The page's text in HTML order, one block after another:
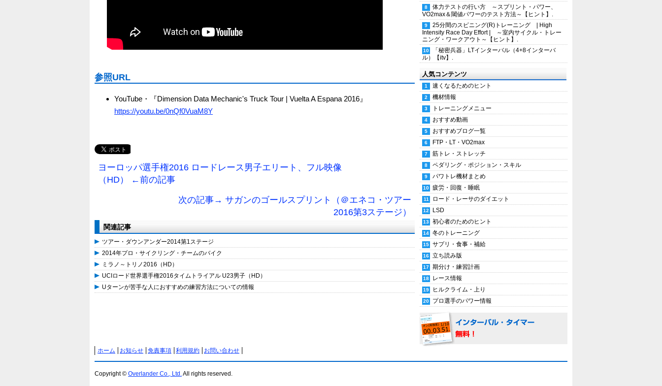
参照URL
YouTube・『Dimension Data Mechanic's Truck Tour | Vuelta A Espana 2016』
https://youtu.be/0nQf0VuaM8Y
ヨーロッパ選手権2016 ロードレース男子エリート、フル映像
（HD） ←前の記事
次の記事→ サガンのゴールスプリント（＠エネコ・ツアー
2016第3ステージ）
関連記事
ツアー・ダウンアンダー2014第1ステージ
2014年プロ・サイクリング・チームのバイク
ミラノ～トリノ2016（HD）
UCIロード世界選手権2016タイムトライアル U23男子（HD）
Uターンが苦手な人におすすめの練習方法についての情報
体力テストの行い方 ～スプリント・パワー、
VO2max＆閾値パワーのテスト方法～【ヒント】.
25分間のスピニング(R)トレーニング | High
Intensity Race Day Effort | ～室内サイクル・トレー
ニング・ワークアウト～【ヒント】.
「秘密兵器」LTインターバル（4+8インターバ
ル）【itv】.
人気コンテンツ
速くなるためのヒント
機材情報
トレーニングメニュー
おすすめ動画
おすすめブログ一覧
FTP・LT・VO2max
筋トレ・ストレッチ
ペダリング・ポジション・スキル
パワトレ機材まとめ
疲労・回復・睡眠
ロード・レーサのダイエット
LSD
初心者のためのヒント
冬のトレーニング
サプリ・食事・補給
立ち読み版
期分け・練習計画
レース情報
ヒルクライム・上り
プロ選手のパワー情報
ホーム お知らせ 免責事項 利用規約 お問い合わせ
Copyright © Overlander Co., Ltd.All rights reserved.